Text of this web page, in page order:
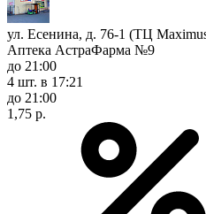
ул. Есенина, д. 76-1 (ТЦ
Аптека АстраФарма №9
до 21:00
4 шт. в 17:21
до 21:00
1,75 р.